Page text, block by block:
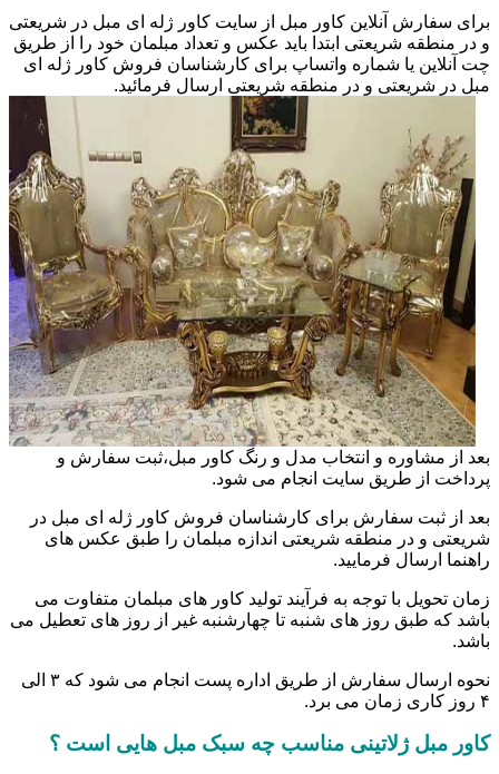
برای سفارش آنلاین کاور مبل از سایت کاور ژله ای مبل در شریعتی
و در منطقه شریعتی ابتدا باید عکس و تعداد مبلمان خود را از طریق
چت آنلاین یا شماره واتساپ برای کارشناسان فروش کاور ژله ای
مبل در شریعتی و در منطقه شریعتی ارسال فرمائید.
بعد از مشاوره و انتخاب مدل و رنگ کاور مبل،ثبت سفارش و
پرداخت از طریق سایت انجام می شود.
بعد از ثبت سفارش برای کارشناسان فروش کاور ژله ای مبل در
شریعتی و در منطقه شریعتی اندازه مبلمان را طبق عکس های
راهنما ارسال فرمایید.
زمان تحویل با توجه به فرآیند تولید کاور های مبلمان متفاوت می
باشد که طبق روز های شنبه تا چهارشنبه غیر از روز های تعطیل می
باشد.
نحوه ارسال سفارش از طریق اداره پست انجام می شود که ۳ الی
۴ روز کاری زمان می برد.
کاور مبل ژلاتینی مناسب چه سبک مبل هایی است ؟